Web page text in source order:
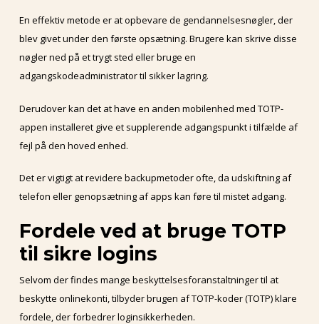
En effektiv metode er at opbevare de gendannelsesnøgler, der
blev givet under den første opsætning. Brugere kan skrive disse
nøgler ned på et trygt sted eller bruge en
adgangskodeadministrator til sikker lagring.
Derudover kan det at have en anden mobilenhed med TOTP-
appen installeret give et supplerende adgangspunkt i tilfælde af
fejl på den hoved enhed.
Det er vigtigt at revidere backupmetoder ofte, da udskiftning af
telefon eller genopsætning af apps kan føre til mistet adgang.
Fordele ved at bruge TOTP
til sikre logins
Selvom der findes mange beskyttelsesforanstaltninger til at
beskytte onlinekonti, tilbyder brugen af TOTP-koder (TOTP) klare
fordele, der forbedrer loginsikkerheden.